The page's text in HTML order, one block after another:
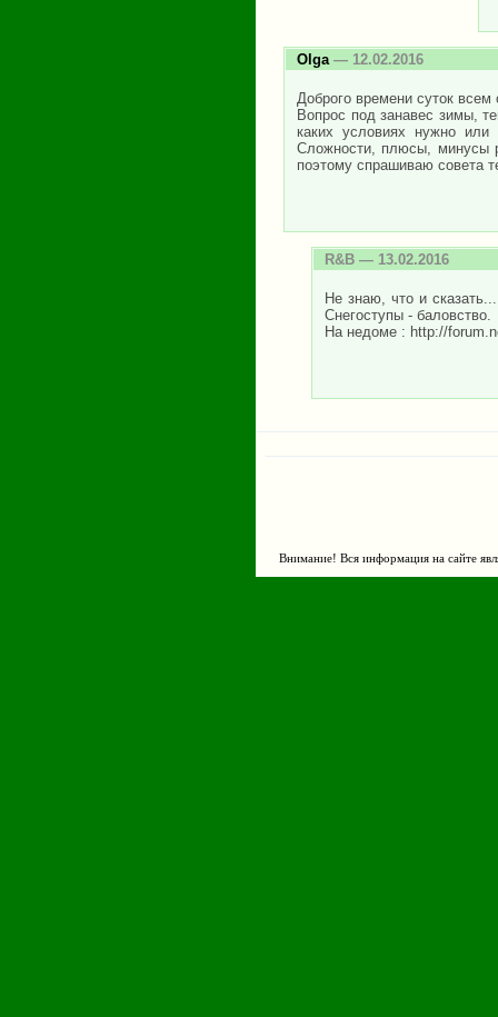
Olga— 12.02.2016
Доброго времени суток всем
Вопрос под занавес зимы,
каких условиях нужно
Сложности, плюсы, минусы
поэтому спрашиваю совета
R&B — 13.02.2016
Не знаю, что и
Снегоступы - баловство.
На недоме : http://
Внимание! Вся информация на сайте